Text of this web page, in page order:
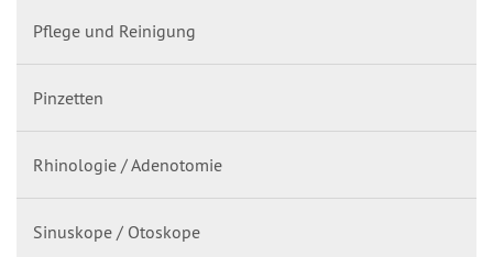
Pflege und Reinigung
Pinzetten
Rhinologie / Adenotomie
Sinuskope / Otoskope